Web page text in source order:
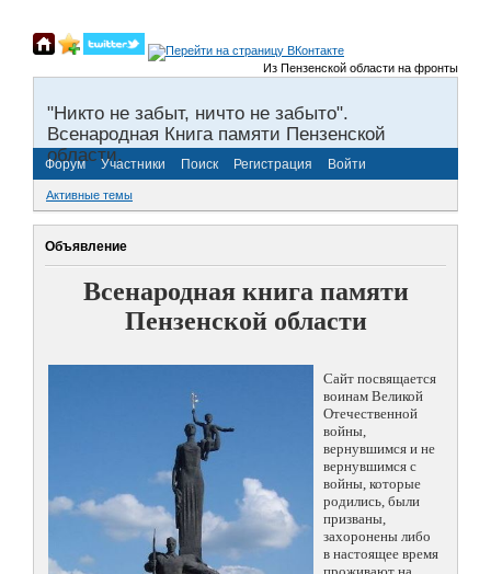
Из Пензенской области на фронты
"Никто не забыт, ничто не забыто".
Всенародная Книга памяти Пензенской
области.
Форум Участники Поиск Регистрация Войти
Активные темы
Объявление
Всенародная книга памяти
Пензенской области
Сайт посвящается
воинам Великой
Отечественной
войны,
вернувшимся и не
вернувшимся с
войны, которые
родились, были
призваны,
захоронены либо
в настоящее время